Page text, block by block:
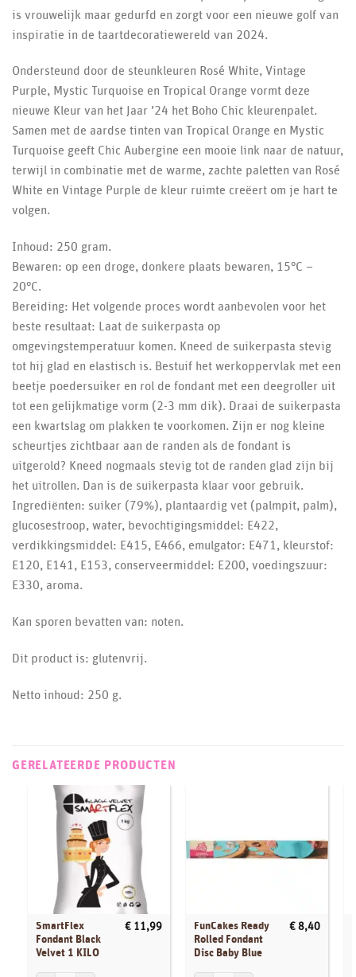
is vrouwelijk maar gedurfd en zorgt voor een nieuwe golf van
inspiratie in de taartdecoratiewereld van 2024.
Ondersteund door de steunkleuren Rosé White, Vintage
Purple, Mystic Turquoise en Tropical Orange vormt deze
nieuwe Kleur van het Jaar ’24 het Boho Chic kleurenpalet.
Samen met de aardse tinten van Tropical Orange en Mystic
Turquoise geeft Chic Aubergine een mooie link naar de natuur,
terwijl in combinatie met de warme, zachte paletten van Rosé
White en Vintage Purple de kleur ruimte creëert om je hart te
volgen.
Inhoud: 250 gram.
Bewaren: op een droge, donkere plaats bewaren, 15°C –
20°C.
Bereiding: Het volgende proces wordt aanbevolen voor het
beste resultaat: Laat de suikerpasta op
omgevingstemperatuur komen. Kneed de suikerpasta stevig
tot hij glad en elastisch is. Bestuif het werkoppervlak met een
beetje poedersuiker en rol de fondant met een deegroller uit
tot een gelijkmatige vorm (2-3 mm dik). Draai de suikerpasta
een kwartslag om plakken te voorkomen. Zijn er nog kleine
scheurtjes zichtbaar aan de randen als de fondant is
uitgerold? Kneed nogmaals stevig tot de randen glad zijn bij
het uitrollen. Dan is de suikerpasta klaar voor gebruik.
Ingrediënten: suiker (79%), plantaardig vet (palmpit, palm),
glucosestroop, water, bevochtigingsmiddel: E422,
verdikkingsmiddel: E415, E466, emulgator: E471, kleurstof:
E120, E141, E153, conserveermiddel: E200, voedingszuur:
E330, aroma.
Kan sporen bevatten van: noten.
Dit product is: glutenvrij.
Netto inhoud: 250 g.
GERELATEERDE PRODUCTEN
SmartFlex
Fondant Black
Velvet 1 KILO
€ 11,99
FunCakes Ready
Rolled Fondant
Disc Baby Blue
€ 8,40